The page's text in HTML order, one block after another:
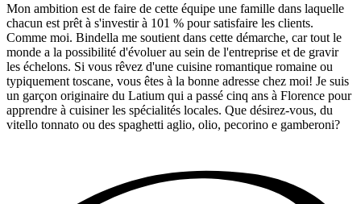
Mon ambition est de faire de cette équipe une famille dans laquelle
chacun est prêt à s'investir à 101 % pour satisfaire les clients.
Comme moi. Bindella me soutient dans cette démarche, car tout le
monde a la possibilité d'évoluer au sein de l'entreprise et de gravir
les échelons. Si vous rêvez d'une cuisine romantique romaine ou
typiquement toscane, vous êtes à la bonne adresse chez moi! Je suis
un garçon originaire du Latium qui a passé cinq ans à Florence pour
apprendre à cuisiner les spécialités locales. Que désirez-vous, du
vitello tonnato ou des spaghetti aglio, olio, pecorino e gamberoni?